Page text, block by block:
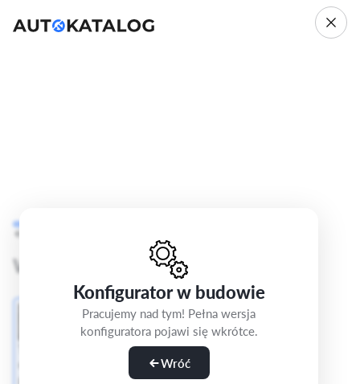
Konfigurator w budowie
Pracujemy nad tym! Pełna wersja
konfiguratora pojawi się wkrótce.
Wróć
Ford Focus
Titanium Design
Wybierz wnętrze
Tapicerka materiałowa Ray w
ciemnej tonacji, z
przeszyciami w kolorze